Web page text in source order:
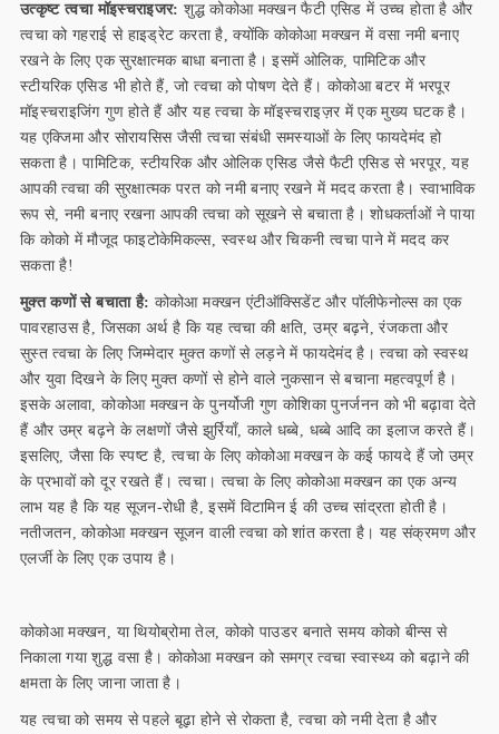
उत्कृष्ट त्वचा मॉइस्चराइजर: शुद्ध कोकोआ मक्खन फैटी एसिड में उच्च होता है और
त्वचा को गहराई से हाइड्रेट करता है, क्योंकि कोकोआ मक्खन में वसा नमी बनाए
रखने के लिए एक सुरक्षात्मक बाधा बनाता है। इसमें ओलिक, पामिटिक और
स्टीयरिक एसिड भी होते हैं, जो त्वचा को पोषण देते हैं। कोकोआ बटर में भरपूर
मॉइस्चराइजिंग गुण होते हैं और यह त्वचा के मॉइस्चराइज़र में एक मुख्य घटक है।
यह एक्जिमा और सोरायसिस जैसी त्वचा संबंधी समस्याओं के लिए फायदेमंद हो
सकता है। पामिटिक, स्टीयरिक और ओलिक एसिड जैसे फैटी एसिड से भरपूर, यह
आपकी त्वचा की सुरक्षात्मक परत को नमी बनाए रखने में मदद करता है। स्वाभाविक
रूप से, नमी बनाए रखना आपकी त्वचा को सूखने से बचाता है। शोधकर्ताओं ने पाया
कि कोको में मौजूद फाइटोकेमिकल्स, स्वस्थ और चिकनी त्वचा पाने में मदद कर
सकता है!
मुक्त कणों से बचाता है: कोकोआ मक्खन एंटीऑक्सिडेंट और पॉलीफेनोल्स का एक
पावरहाउस है, जिसका अर्थ है कि यह त्वचा की क्षति, उम्र बढ़ने, रंजकता और
सुस्त त्वचा के लिए जिम्मेदार मुक्त कणों से लड़ने में फायदेमंद है। त्वचा को स्वस्थ
और युवा दिखने के लिए मुक्त कणों से होने वाले नुकसान से बचाना महत्वपूर्ण है।
इसके अलावा, कोकोआ मक्खन के पुनर्योजी गुण कोशिका पुनर्जनन को भी बढ़ावा देते
हैं और उम्र बढ़ने के लक्षणों जैसे झुर्रियाँ, काले धब्बे, धब्बे आदि का इलाज करते हैं।
इसलिए, जैसा कि स्पष्ट है, त्वचा के लिए कोकोआ मक्खन के कई फायदे हैं जो उम्र
के प्रभावों को दूर रखते हैं। त्वचा। त्वचा के लिए कोकोआ मक्खन का एक अन्य
लाभ यह है कि यह सूजन-रोधी है, इसमें विटामिन ई की उच्च सांद्रता होती है।
नतीजतन, कोकोआ मक्खन सूजन वाली त्वचा को शांत करता है। यह संक्रमण और
एलर्जी के लिए एक उपाय है।
कोकोआ मक्खन, या थियोब्रोमा तेल, कोको पाउडर बनाते समय कोको बीन्स से
निकाला गया शुद्ध वसा है। कोकोआ मक्खन को समग्र त्वचा स्वास्थ्य को बढ़ाने की
क्षमता के लिए जाना जाता है।
यह त्वचा को समय से पहले बूढ़ा होने से रोकता है, त्वचा को नमी देता है और